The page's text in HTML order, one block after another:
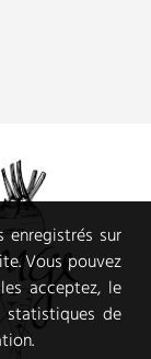
sur
Vous pouvez
acceptez, le
statistiques de